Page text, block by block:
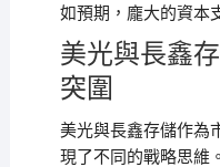
如預期，龐大的資本
美光與長鑫
突圍
美光與長鑫存儲作為
現了不同的戰略思維